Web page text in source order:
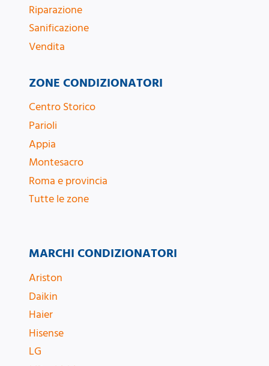
ZONE CONDIZIONATORI
Centro Storico
Parioli
Appia
Montesacro
Roma e provincia
Tutte le zone
Riparazione
Sanificazione
Vendita
MARCHI CONDIZIONATORI
Ariston
Daikin
Haier
Hisense
LG